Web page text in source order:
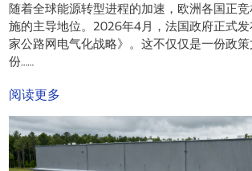
随着全球能源转型进程的加速，欧洲各国正
施的主导地位。2026年4月，法国政府正式
家公路网电气化战略》。这不仅仅是一份政
份……
阅读更多